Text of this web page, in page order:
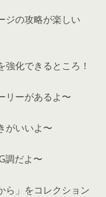
ジの攻略が楽しい
化できるところ！
リーがあるよ〜
がいいよ〜
調だよ〜
ら」をコレクション